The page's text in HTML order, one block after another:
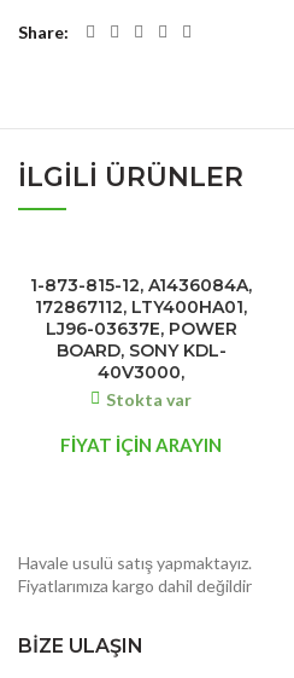
Share
İLGILI ÜRÜNLER
1-873-815-12, A1436084A,
172867112, LTY400HA01,
LJ96-03637E, POWER
BOARD, SONY KDL-
40V3000,
FİYAT İÇİN ARAYIN
Stokta var
Havale usulü satış yapmaktayız.
Fiyatlarımıza kargo dahil değildir
BIZE ULAŞIN